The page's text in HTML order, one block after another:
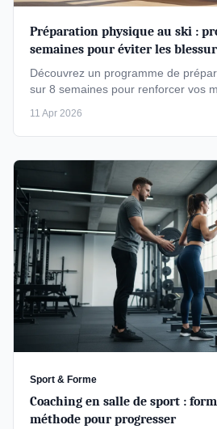
Préparation physique au ski :
semaines pour éviter les
Découvrez un programme de
sur 8 semaines pour renforcer vos
11 Apr 2026
Sport & Forme
Coaching en salle de sport :
méthode pour progresser